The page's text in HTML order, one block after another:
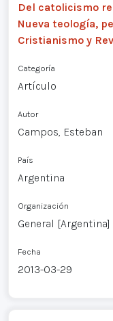
Del catolicismo
Nueva teología,
Cristianismo y
Categoría
Artículo
Autor
Campos, Esteban
País
Argentina
Organización
General [Argentina]
Fecha
2013-03-29